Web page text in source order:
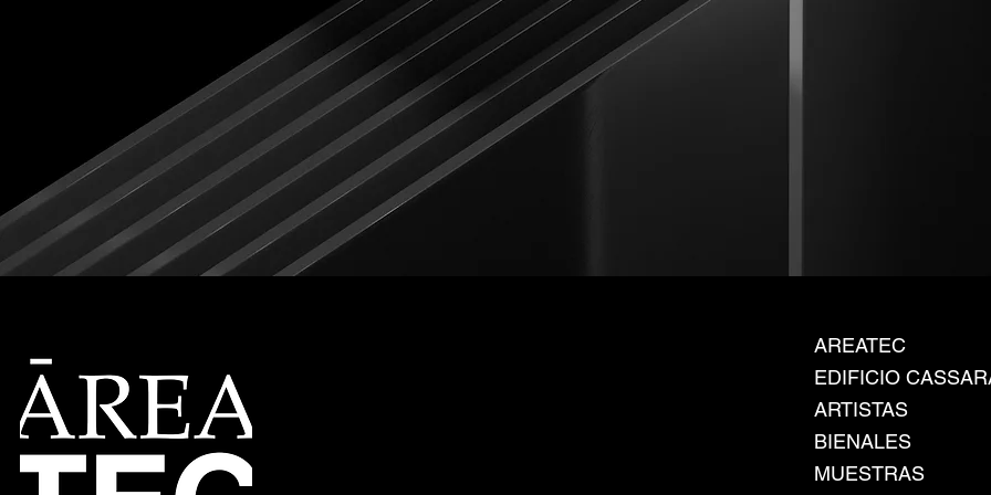
AREATEC
EDIFICIO
ARTISTAS
BIENALES
MUESTRAS